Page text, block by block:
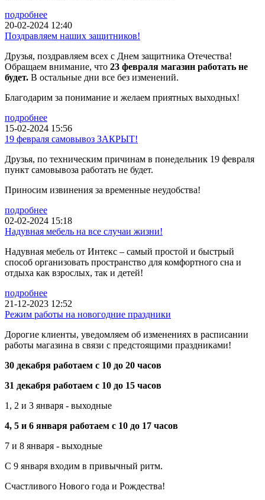
подробнее
20-02-2024 12:40
Поздравляем наших защитников!
Друзья, поздравляем всех с Днем защитника Отечества!
Обращаем внимание, что 23 февраля магазин работать не
будет. В остальные дни все без изменений.
Благодарим за понимание и желаем приятных выходных!
подробнее
15-02-2024 15:56
19 февраля самовывоз ЗАКРЫТ!
Друзья, по техническим причинам в понедельник 19 февраля
пункт самовывоза работать не будет.
Приносим извинения за временные неудобства!
подробнее
02-02-2024 15:18
Надувная мебель на все случаи жизни!
Надувная мебель от Интекс – самый простой и быстрый
способ организовать пространство для комфортного сна и
отдыха как взрослых, так и детей!
подробнее
21-12-2023 12:52
Режим работы на новогодние праздники
Дорогие клиенты, уведомляем об изменениях в расписании
работы магазина в связи с предстоящими праздниками!
30 декабря работаем с 10 до 20 часов
31 декабря работаем с 10 до 15 часов
1, 2 и 3 января - выходные
4, 5 и 6 января работаем с 10 до 17 часов
7 и 8 января - выходные
С 9 января входим в привычный ритм.
Счастливого Нового года и Рождества!